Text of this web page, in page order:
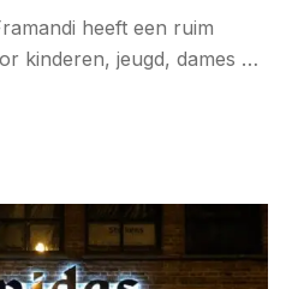
heeft een ruim
kinderen, jeugd, dames en
worden gratis elektronisch
krijg je de gepaste
hakken, comfortabele
schoenen of […]